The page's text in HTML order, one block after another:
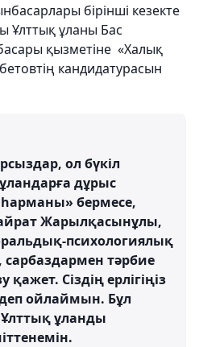
бірінші кезекте
Ұлттық ұланы Бас
қызметіне «Халық
кандидатурасын
ол бүкіл
дұрыс
бермесе,
Жарылқасынұлы,
психологиялық
тәрбие
Сіздің ерлігіңіз
ойлаймын. Бұл
ұланды